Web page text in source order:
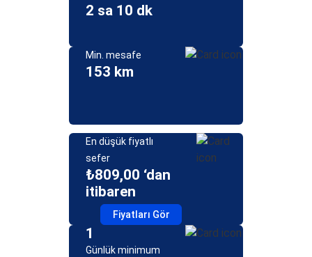
2 sa 10 dk
Min. mesafe
153 km
En düşük fiyatlı
sefer
₺809,00 ‘dan
itibaren
Fiyatları Gör
1
Günlük minimum